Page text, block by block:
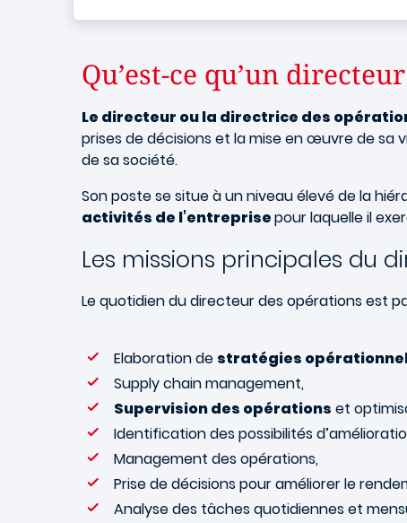
Qu’est-ce qu’un
Le directeur ou la directrice des
prises de décisions et la mise en œuvre de sa
de sa société.
Son poste se situe à un niveau élevé de la
activités de l’entreprisepour laquelle il
Les missions principales du
Le quotidien du directeur des opérations est
Elaboration de stratégies
Supply chain management,
Supervision des opérations et
Identification des possibilités
Management des opérations,
Prise de décisions pour améliorer le
Analyse des tâches quotidiennes et